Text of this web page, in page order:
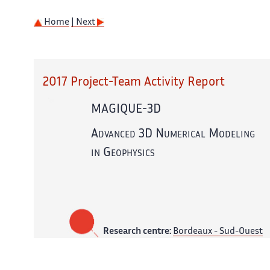
Home | Next
2017 Project-Team Activity Report
MAGIQUE-3D
Advanced 3D Numerical Modeling
in Geophysics
Research centre: Bordeaux - Sud-Ouest